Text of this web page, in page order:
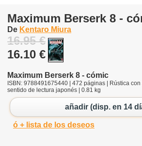
Maximum Berserk 8 -
De Kentaro Miura
16.95 €
16.10 €
Maximum Berserk 8 - cómic
ISBN: 9788491675440 | 472 páginas | Rústica con
sentido de lectura japonés | 0.81 kg
añadir (disp. en 14
ó + lista de los deseos